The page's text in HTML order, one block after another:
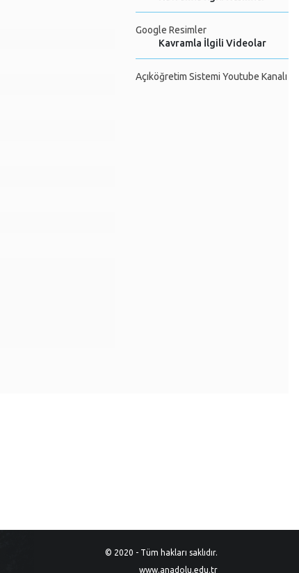
Google Resimler
Kavramla İlgili Videolar
Açıköğretim Sistemi Youtube Kanalı
© 2020 - Tüm hakları saklıdır.
www.anadolu.edu.tr